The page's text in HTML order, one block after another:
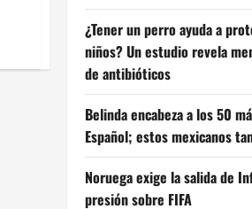
¿Tener un perro ayuda a
niños? Un estudio revela
de antibióticos
Belinda encabeza a los 50
Español; estos mexicanos
Noruega exige la salida de
presión sobre FIFA